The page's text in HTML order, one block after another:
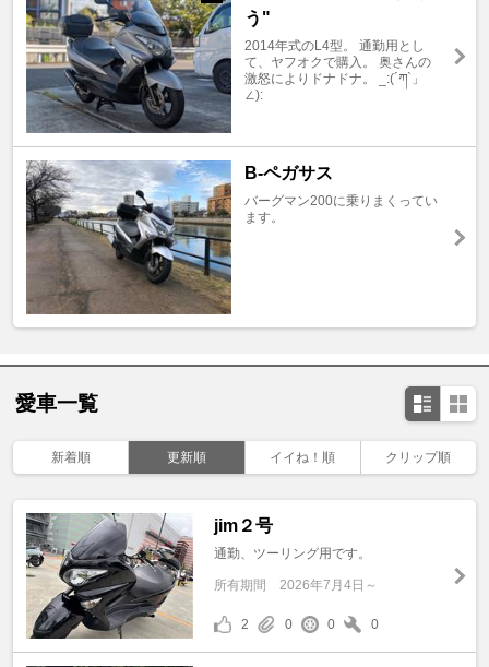
う"
2014年式のL4型。 通勤用とし
て、ヤフオクで購入。 奥さんの
激怒によりドナドナ。 _:(´ཀ`」
∠):
B-ペガサス
バーグマン200に乗りまくってい
ます。
愛車一覧
新着順 更新順 イイね！順 クリップ順
jim２号
通勤、ツーリング用です。
所有期間 2026年7月4日～
2 0 0 0